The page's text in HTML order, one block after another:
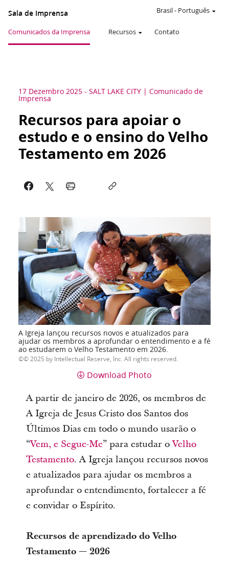
Sala de Imprensa
Comunicados da Imprensa Recursos Contato
Brasil- Português
17 Dezembro 2025 - SALT LAKE CITY Comunicado de
Imprensa
Recursos para apoiar o
estudo e o ensino do Velho
Testamento em 2026
A Igreja lançou recursos novos e atualizados para
ajudar os membros a aprofundar o entendimento e a fé
ao estudarem o Velho Testamento em 2026.
© 2025 by Intellectual Reserve, Inc. All rights reserved.
Download Photo
A partir de janeiro de 2026, os membros de
A Igreja de Jesus Cristo dos Santos dos
Últimos Dias em todo o mundo usarão o
“Vem, e Segue-Me” para estudar oVelho
Testamento. A Igreja lançou recursos novos
e atualizados para ajudar os membros a
aprofundar o entendimento, fortalecer a fé
e convidar o Espírito.
Recursos de aprendizado do Velho
Testamento — 2026